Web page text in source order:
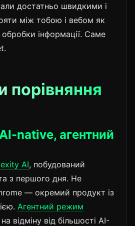
достатньо швидкими і
між тобою і вебом як
інформації. Саме
порівняння
native, агентний
AI, побудований
з першого дня. Не
— окремий продукт із
Агентний режим
відміну від більшості AI-